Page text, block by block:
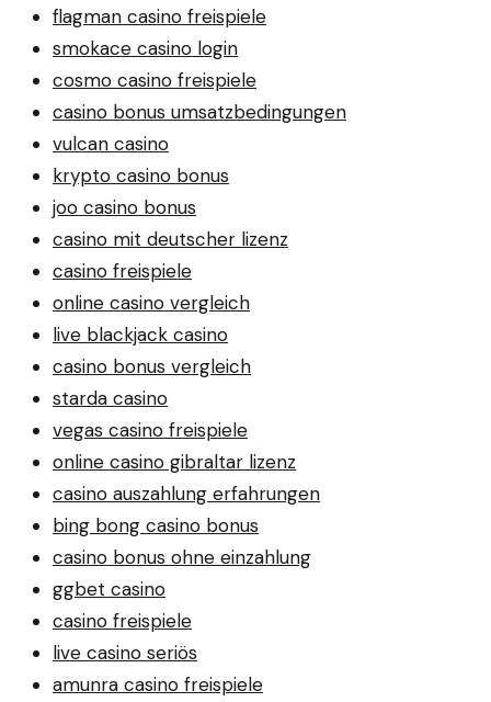
flagman casino freispiele
smokace casino login
cosmo casino freispiele
casino bonus umsatzbedingungen
vulcan casino
krypto casino bonus
joo casino bonus
casino mit deutscher lizenz
casino freispiele
online casino vergleich
live blackjack casino
casino bonus vergleich
starda casino
vegas casino freispiele
online casino gibraltar lizenz
casino auszahlung erfahrungen
bing bong casino bonus
casino bonus ohne einzahlung
ggbet casino
casino freispiele
live casino seriös
amunra casino freispiele